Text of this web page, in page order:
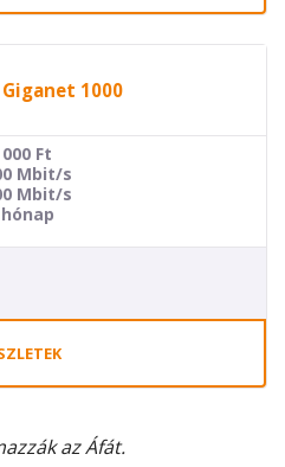
Giganet 1000
Ft
Mbit/s
Mbit/s
az Áfát.